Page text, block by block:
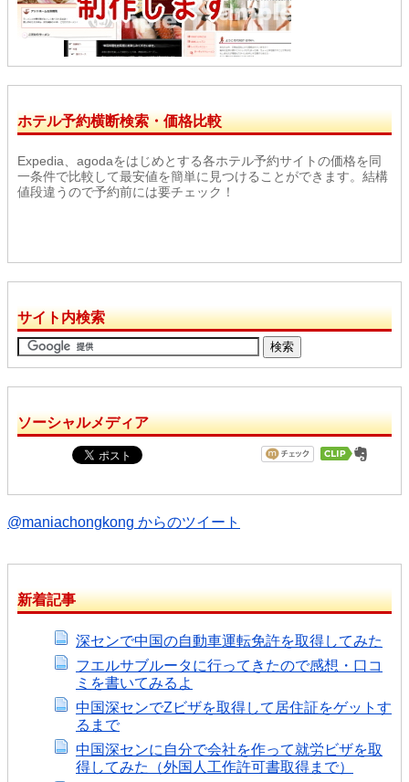
ホテル予約横断検索・価格比較
Expedia、agodaをはじめとする各ホテル予約サイトの価格を同
一条件で比較して最安値を簡単に見つけることができます。結構
値段違うので予約前には要チェック！
サイト内検索
ソーシャルメディア
@maniachongkong からのツイート
新着記事
深センで中国の自動車運転免許を取得してみた
フエルサブルータに行ってきたので感想・口コ
ミを書いてみるよ
中国深センでZビザを取得して居住証をゲットす
るまで
中国深センに自分で会社を作って就労ビザを取
得してみた（外国人工作許可書取得まで）